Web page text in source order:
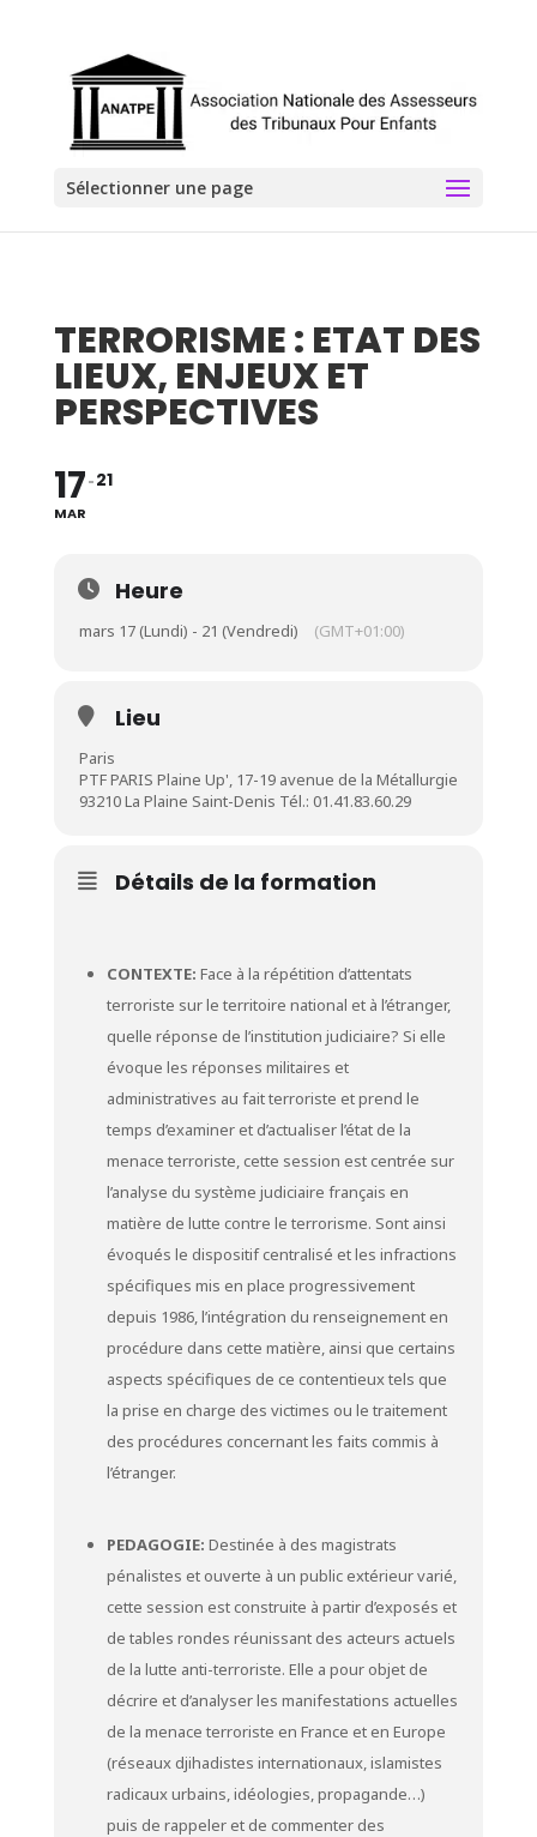
Sélectionner une page
TERRORISME : ETAT DES
LIEUX, ENJEUX ET
PERSPECTIVES
17
MAR
21
Heure
mars 17 (Lundi) - 21 (Vendredi) (GMT+01:00)
Lieu
Paris
PTF PARIS Plaine Up', 17-19 avenue de la Métallurgie
93210 La Plaine Saint-Denis Tél.: 01.41.83.60.29
Détails de la formation
CONTEXTE: Face à la répétition d’attentats
terroriste sur le territoire national et à l’étranger,
quelle réponse de l’institution judiciaire? Si elle
évoque les réponses militaires et
administratives au fait terroriste et prend le
temps d’examiner et d’actualiser l’état de la
menace terroriste, cette session est centrée sur
l’analyse du système judiciaire français en
matière de lutte contre le terrorisme. Sont ainsi
évoqués le dispositif centralisé et les infractions
spécifiques mis en place progressivement
depuis 1986, l’intégration du renseignement en
procédure dans cette matière, ainsi que certains
aspects spécifiques de ce contentieux tels que
la prise en charge des victimes ou le traitement
des procédures concernant les faits commis à
l’étranger.
PEDAGOGIE: Destinée à des magistrats
pénalistes et ouverte à un public extérieur varié,
cette session est construite à partir d’exposés et
de tables rondes réunissant des acteurs actuels
de la lutte anti-terroriste. Elle a pour objet de
décrire et d’analyser les manifestations actuelles
de la menace terroriste en France et en Europe
(réseaux djihadistes internationaux, islamistes
radicaux urbains, idéologies, propagande…)
puis de rappeler et de commenter des